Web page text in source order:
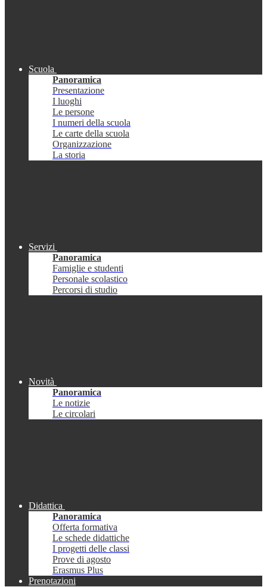
Scuola
Panoramica
Presentazione
I luoghi
Le persone
I numeri della scuola
Le carte della scuola
Organizzazione
La storia
Servizi
Panoramica
Famiglie e studenti
Personale scolastico
Percorsi di studio
Novità
Panoramica
Le notizie
Le circolari
Didattica
Panoramica
Offerta formativa
Le schede didattiche
I progetti delle classi
Prove di agosto
Erasmus Plus
Prenotazioni